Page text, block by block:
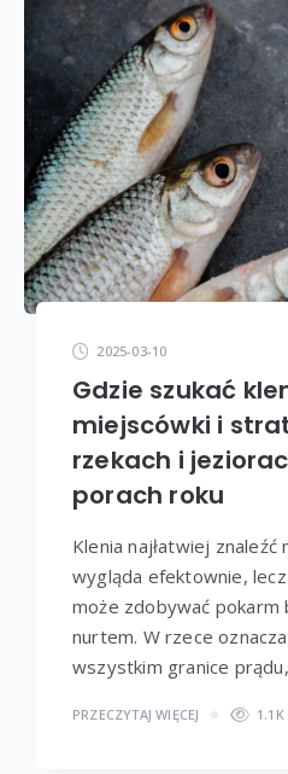
2025-03-10
Gdzie szukać
miejscówki i
rzekach i
porach roku
Klenia najłatwiej
wygląda efektownie,
może zdobywać pokarm
nurtem. W rzece
wszystkim granice
PRZECZYTAJ WIĘCEJ 1.1K